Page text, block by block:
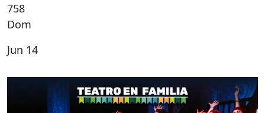
758
Dom
Jun 14